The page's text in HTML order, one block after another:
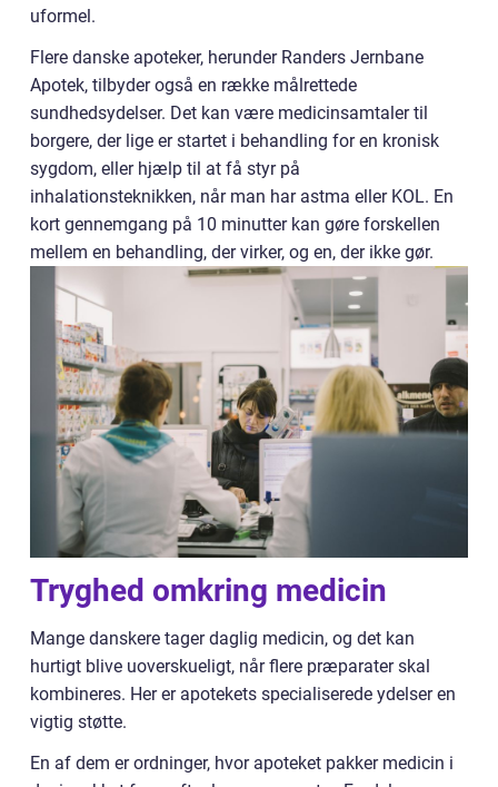
uformel.
Flere danske apoteker, herunder Randers Jernbane
Apotek, tilbyder også en række målrettede
sundhedsydelser. Det kan være medicinsamtaler til
borgere, der lige er startet i behandling for en kronisk
sygdom, eller hjælp til at få styr på
inhalationsteknikken, når man har astma eller KOL. En
kort gennemgang på 10 minutter kan gøre forskellen
mellem en behandling, der virker, og en, der ikke gør.
Tryghed omkring medicin
Mange danskere tager daglig medicin, og det kan
hurtigt blive uoverskueligt, når flere præparater skal
kombineres. Her er apotekets specialiserede ydelser en
vigtig støtte.
En af dem er ordninger, hvor apoteket pakker medicin i